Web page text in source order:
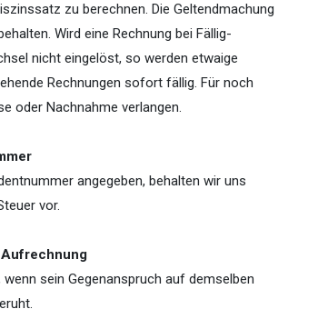
zu berechnen. Die Geltendmachung
Wird eine Rechnung bei Fällig-
nicht eingelöst, so werden etwaige
Rechnungen sofort fällig. Für noch
oder Nachnahme verlangen.
angegeben, behalten wir uns
vor.
sein Gegenanspruch auf demselben